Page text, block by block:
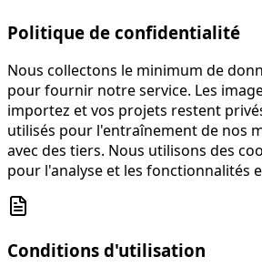
Politique de confidentialité
Nous collectons le minimum de
pour fournir notre service. Les
importez et vos projets restent
utilisés pour l'entraînement de nos
avec des tiers. Nous utilisons des
pour l'analyse et les fonctionnalités
Conditions d'utilisation